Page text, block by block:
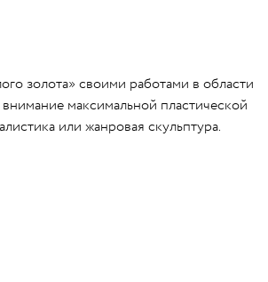
золота» своими работами в области
максимальной пластической
или жанровая скульптура.